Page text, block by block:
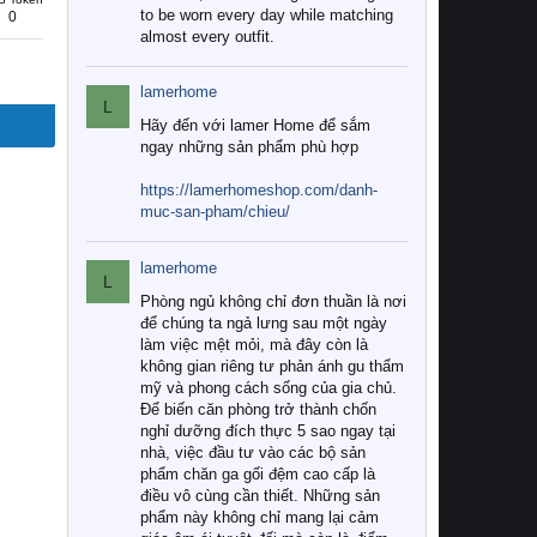
0
to be worn every day while matching
almost every outfit.
L
lamerhome
Hãy đến với lamer Home để sắm
ngay những sản phẩm phù hợp
https://lamerhomeshop.com/danh-
muc-san-pham/chieu/
L
lamerhome
Phòng ngủ không chỉ đơn thuần là nơi
để chúng ta ngả lưng sau một ngày
làm việc mệt mỏi, mà đây còn là
không gian riêng tư phản ánh gu thẩm
mỹ và phong cách sống của gia chủ.
Để biến căn phòng trở thành chốn
nghỉ dưỡng đích thực 5 sao ngay tại
nhà, việc đầu tư vào các bộ sản
phẩm chăn ga gối đệm cao cấp là
điều vô cùng cần thiết. Những sản
phẩm này không chỉ mang lại cảm